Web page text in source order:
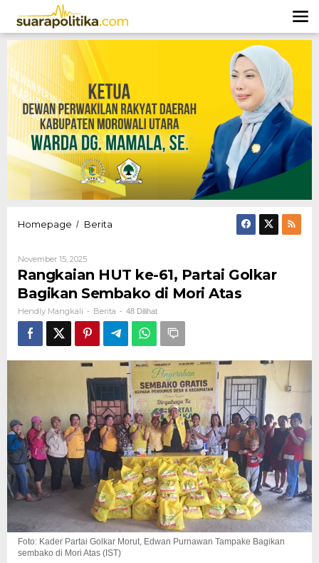
konten
Homepage / Berita
Partai
Golkar
Bagikan
Sembako
Mori
November 15, 2025Oleh
Hendly
Mangkali
Rangkaian HUT ke-61, Partai Golkar
Bagikan Sembako di Mori Atas
Hendly Mangkali - Berita - 48 Dilihat
Foto: Kader Partai Golkar Morut, Edwan Purnawan Tampake Bagikan
sembako di Mori Atas (IST)